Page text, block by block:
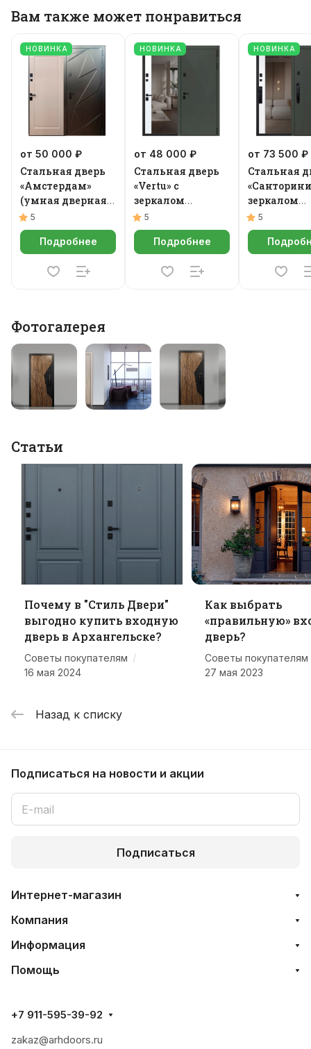
Вам также может понравиться
НОВИНКА
от 50 000 ₽
Стальная дверь
«Амстердам»
(умная дверная
ручка).
5
Подробнее
НОВИНКА
от 48 000 ₽
Стальная дверь
«Vertu» с
зеркалом
(адаптивная
замковая часть).
5
Подробнее
НОВИНКА
от 73 500 ₽
Стальная
зеркалом
замок
DZ 888)
5
Фотогалерея
Статьи
Почему в "Стиль Двери"
выгодно купить входную
дверь в Архангельске?
Советы покупателям /
16 мая 2024
Как выбрать
«правильную»
дверь?
Советы покупателям
27 мая 2023
Назад к списку
Подписаться на новости и акции
Подписаться
Интернет-магазин
Компания
Информация
Помощь
+7 911-595-39-92
zakaz@arhdoors.ru